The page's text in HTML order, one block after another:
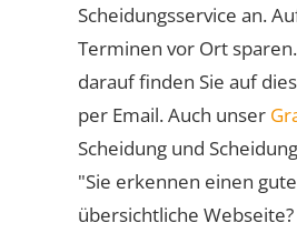
Scheidungsservice an.
Terminen vor Ort
darauf finden Sie auf
per Email. Auch unser
Scheidung und
"Sie erkennen einen
übersichtliche